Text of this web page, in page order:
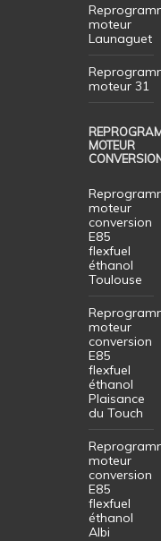
moteur
Launaguet
moteur 31
MOTEUR
moteur
conversion
E85
flexfuel
éthanol
Toulouse
moteur
conversion
E85
flexfuel
éthanol
Plaisance
du Touch
moteur
conversion
E85
flexfuel
éthanol
Albi